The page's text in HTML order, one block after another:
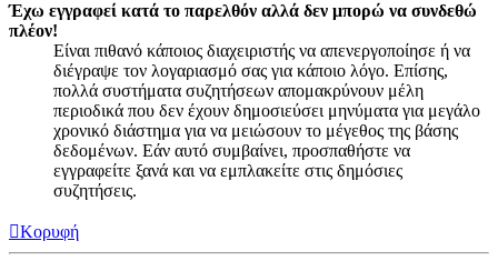
Έχω εγγραφεί κατά το παρελθόν αλλά δεν μπορώ να συνδεθώ
πλέον!
Είναι πιθανό κάποιος διαχειριστής να απενεργοποίησε ή να
διέγραψε τον λογαριασμό σας για κάποιο λόγο. Επίσης,
πολλά συστήματα συζητήσεων απομακρύνουν μέλη
περιοδικά που δεν έχουν δημοσιεύσει μηνύματα για μεγάλο
χρονικό διάστημα για να μειώσουν το μέγεθος της βάσης
δεδομένων. Εάν αυτό συμβαίνει, προσπαθήστε να
εγγραφείτε ξανά και να εμπλακείτε στις δημόσιες
συζητήσεις.
Κορυφή